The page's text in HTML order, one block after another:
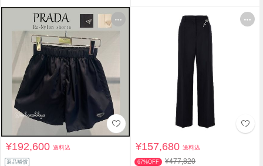
¥192,600送料込
返品補償
¥157,680送料込
67%OFF ¥477,820